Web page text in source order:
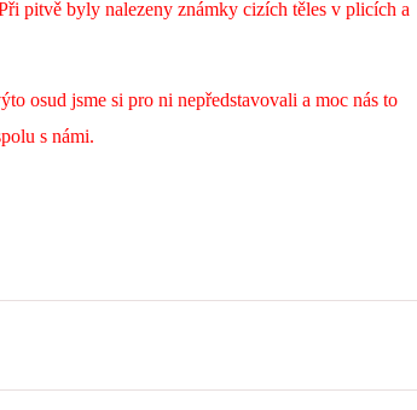
pitvě byly nalezeny známky cizích těles v plicích a
osud jsme si pro ni nepředstavovali a moc nás to
s námi.